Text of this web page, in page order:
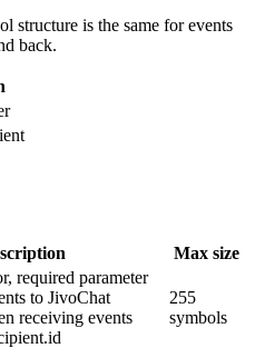
structure is the same for events
back.
Max size
required parameter
to JivoChat
receiving events
255
symbols